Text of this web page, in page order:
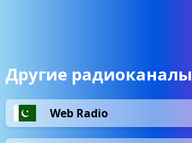
Другие радиоканалы
Web Radio